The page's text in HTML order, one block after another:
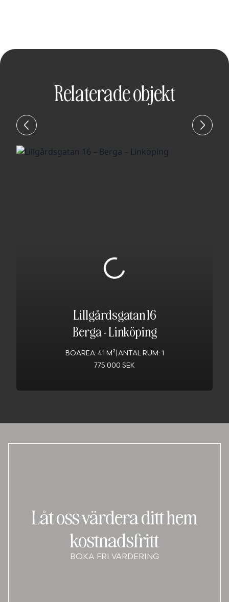
Relaterade objekt
Lillgårdsgatan 16
Berga-Linköping
BOAREA: 41 M² ANTAL RUM: 1
775 000 SEK
Låt oss värdera ditt hem
kostnadsfritt
BOKA FRI VÄRDERING